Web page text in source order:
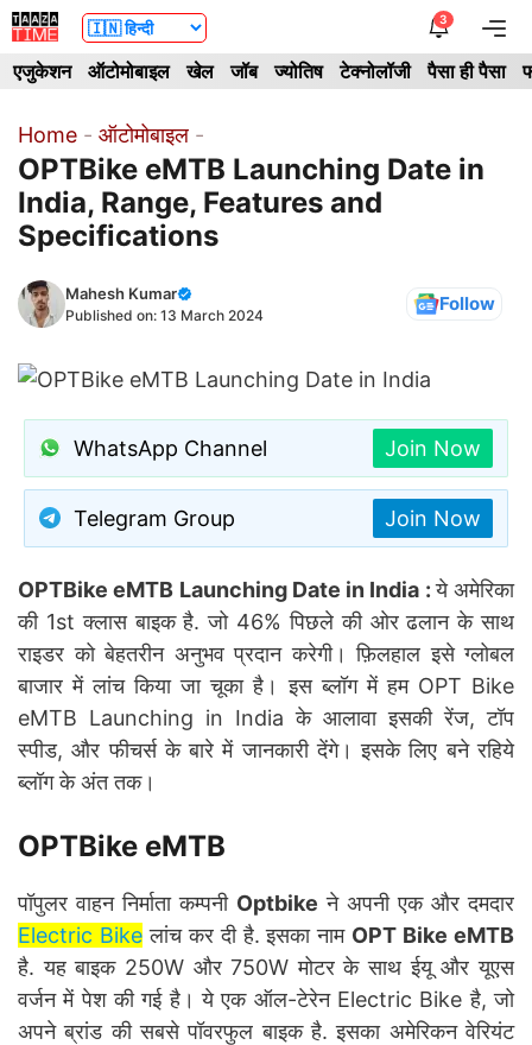
Skip
to
content
3
एजुकेशन ऑटोमोबाइल खेल जॉब ज्योतिष टेक्नोलॉजी पैसा ही पैसा
Home - ऑटोमोबाइल -
OPTBike eMTB Launching Date in
India, Range, Features and
Specifications
Mahesh Kumar
Published on: 13 March 2024 Follow
WhatsApp Channel Join Now
Telegram Group Join Now
OPTBike eMTB Launching Date in India :ये अमेरिका
की 1st क्लास बाइक है. जो 46% पिछले की ओर ढलान के साथ
राइडर को बेहतरीन अनुभव प्रदान करेगी। फ़िलहाल इसे ग्लोबल
बाजार में लांच किया जा चूका है। इस ब्लॉग में हम OPT Bike
eMTB Launching in India के आलावा इसकी रेंज, टॉप
स्पीड, और फीचर्स के बारे में जानकारी देंगे। इसके लिए बने रहिये
ब्लॉग के अंत तक।
OPTBike eMTB
पॉपुलर वाहन निर्माता कम्पनी Optbike ने अपनी एक और दमदार
Electric Bikeलांच कर दी है. इसका नाम OPT Bike eMTB
है. यह बाइक 250W और 750W मोटर के साथ ईयू और यूएस
वर्जन में पेश की गई है। ये एक ऑल-टेरेन Electric Bike है, जो
अपने ब्रांड की सबसे पॉवरफुल बाइक है. इसका अमेरिकन वेरियंट